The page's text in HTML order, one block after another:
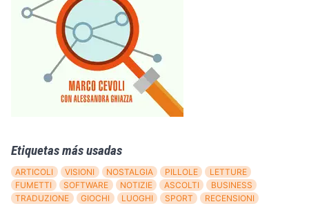
Etiquetas más usadas
ARTICOLI VISIONI NOSTALGIA PILLOLE
LETTURE
FUMETTI
SOFTWARE NOTIZIE ASCOLTI
BUSINESS
TRADUZIONE
GIOCHI LUOGHI SPORT
RECENSIONI